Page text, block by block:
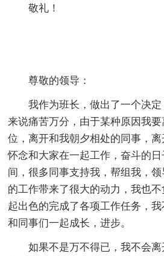
敬礼！
尊敬的领导：
我作为班长，做出了一个决
来说痛苦万分，由于某种原因我
位，离开和我朝夕相处的同事，
怀念和大家在一起工作，奋斗的
间，很多同事支持我，帮组我，
的工作带来了很大的动力，我也
起出色的完成了各项工作任务，
和同事们一起成长，进步。
如果不是万不得已，我不会